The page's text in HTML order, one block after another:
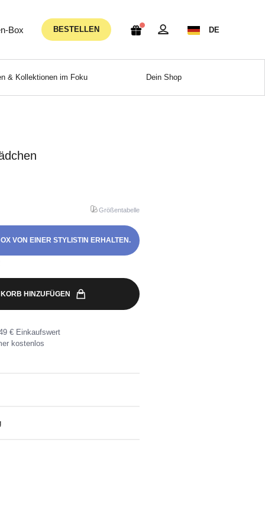
Box BESTELLEN DE
& Kollektionen im Foku Dein Shop
Größentabelle
VON EINER STYLISTIN ERHALTEN.
HINZUFÜGEN
€ Einkaufswert
kostenlos